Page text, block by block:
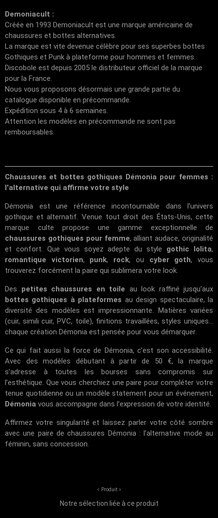
Demoniacult :
Créée en 1993 Demoniacult est une marque américaine de
chaussures et bottes alternatives.
La marque est vite devenue célèbre pour ses superbes bottes
Gothiques et Punk à plateforme pour hommes et femmes.
Discobole est depuis 2005 le distributeur officiel de la marque
pour la France.
Nous vous proposons désormais une grande partie du
catalogue disponible en précommande.
Expédition sous 4 à 6 semaines.
Attention les modèles en précommande ne sont pas
remboursables.
Chaussures et bottes gothiques Démonia pour femmes :
l'alternative qui affirme votre style
Démonia est une référence incontournable dans l’univers
gothique et alternatif. Venue tout droit des États-Unis, cette
marque culte propose une gamme exceptionnelle de
chaussures gothiques pour femme, alliant audace, originalité
et confort. Que vous soyez adepte du style gothic lolita,
romantique victorien, punk, rock, ou cyber goth, vous
trouverez forcément la paire qui sublimera votre look.
Des petites chaussures en toile au look raffiné jusqu'aux
bottes gothiques à plateformes au design spectaculaire, la
diversité des modèles est impressionnante. Matières variées
(cuir, simili cuir, PVC, toile), finitions travaillées, styles uniques...
chaque création Démonia est pensée pour vous démarquer.
Ce qui fait aussi la force de Démonia, c’est son accessibilité.
Avec des modèles débutant à partir de 50 €, la marque
s’adresse à toutes les bourses sans compromis sur
l’esthétique. Que vous cherchiez une paire pour compléter votre
tenue quotidienne ou un modèle statement pour un événement,
Démonia vous accompagne dans l’expression de votre identité.
Affirmez votre singularité et laissez parler votre côté sombre
avec une paire de chaussures Démonia : l’alternative mode au
féminin, sans concession.
Produit
Notre sélection liée à ce produit